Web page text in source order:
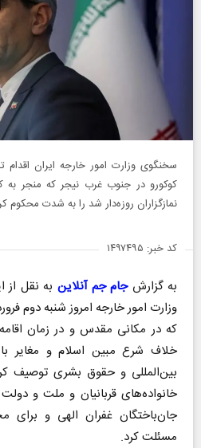
سخنگوی وزارت امور خارجه ایران
کوکورو در جنوب غرب نیجر که منجر
نمازگزاران روزه‌دار شد را به شدت محکوم
کد خبر: ۱۴۹۷۴۹۵
به گزارشجام جم آنلاین به نقل از
وزارت امور خارجه امروز شنبه دوم
که در مکانی مقدس و در زمان
خلاف شرع مبین اسلام و مغایر
بین‌المللی و حقوق بشری توصیف
خانواده‌های قربانیان و ملت و
جان‌باختگان غفران الهی و برای
مسئلت کرد.